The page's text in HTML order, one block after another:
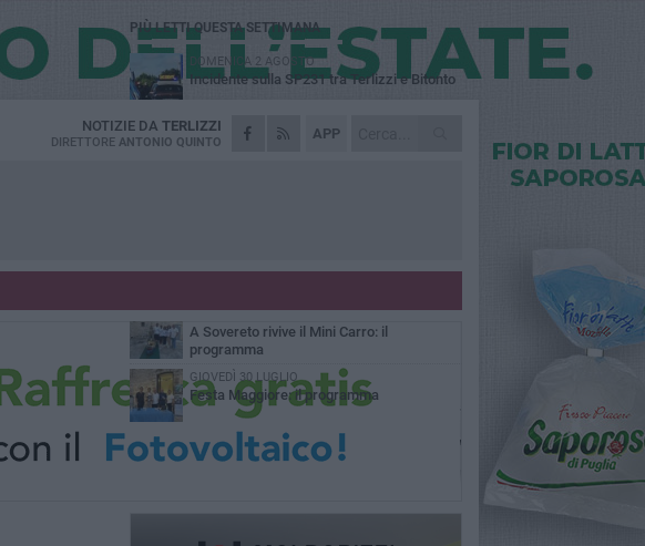
APP
NOTIZIE DA TERLIZZI
DIRETTORE ANTONIO QUINTO
PIÙ LETTI QUESTA SETTIMANA
DOMENICA 2 AGOSTO
Incidente sulla SP231 tra Terlizzi e Bitonto
LUNEDÌ 3 AGOSTO
Gatto senza vita sul marciapiede: macabro
I timonieri incontrano i più piccoli: la
SABATO 1 AGOSTO
A Sovereto rivive il Mini Carro: il
programma
GIOVEDÌ 30 LUGLIO
Festa Maggiore: il programma